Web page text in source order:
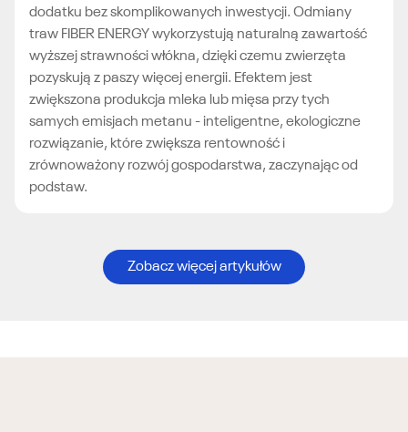
dodatku bez skomplikowanych inwestycji. Odmiany
traw FIBER ENERGY wykorzystują naturalną zawartość
wyższej strawności włókna, dzięki czemu zwierzęta
pozyskują z paszy więcej energii. Efektem jest
zwiększona produkcja mleka lub mięsa przy tych
samych emisjach metanu - inteligentne, ekologiczne
rozwiązanie, które zwiększa rentowność i
zrównoważony rozwój gospodarstwa, zaczynając od
podstaw.
Zobacz więcej artykułów